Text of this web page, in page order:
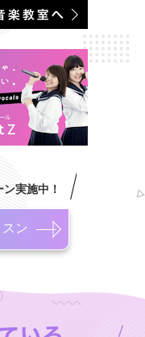
実施中！
ン